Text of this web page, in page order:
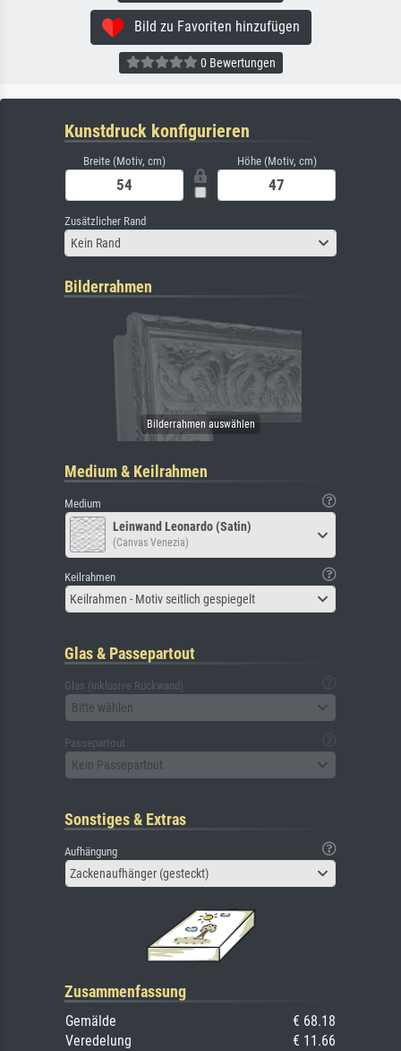
Bild zu Favoriten hinzufügen
0 Bewertungen
Kunstdruck konfigurieren
Breite (Motiv, cm) Höhe (Motiv, cm)
Zusätzlicher Rand
Kein Rand
Bilderrahmen
Medium & Keilrahmen
Medium
Leinwand Leonardo (Satin)
(Canvas Venezia)
Keilrahmen
Keilrahmen - Motiv seitlich gespiegelt
Glas & Passepartout
Glas (inklusive Rückwand)
Bitte wählen
Passepartout
Kein Passepartout
Sonstiges & Extras
Aufhängung
Zackenaufhänger (gesteckt)
Zusammenfassung
Gemälde
€ 68.18
Veredelung
€ 11.66